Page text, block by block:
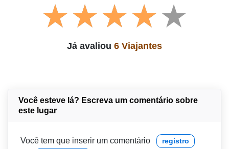
Já avaliou 6 Viajantes
Você esteve lá? Escreva um comentário sobre
este lugar
Você tem que inserir um comentário registro